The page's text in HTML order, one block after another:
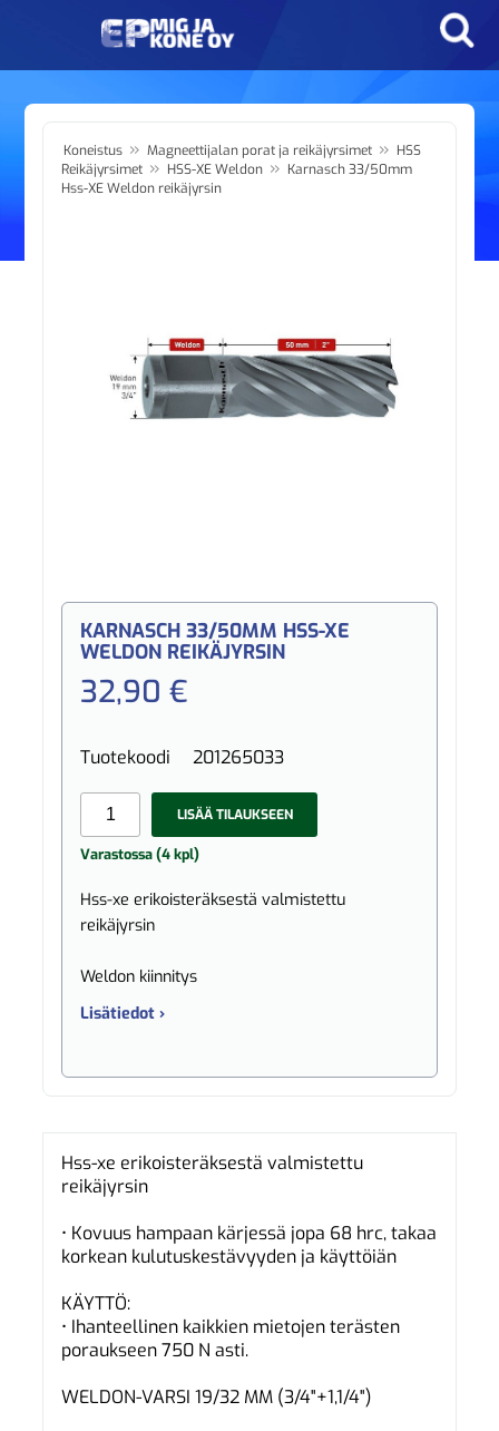
Koneistus » Magneettijalan porat ja reikäjyrsimet » HSS
Reikäjyrsimet » HSS-XE Weldon » Karnasch 33/50mm
Hss-XE Weldon reikäjyrsin
KARNASCH 33/50MM HSS-XE
WELDON REIKÄJYRSIN
32,90 €
Tuotekoodi 201265033
LISÄÄ TILAUKSEEN
Varastossa (4 kpl)
Hss-xe erikoisteräksestä valmistettu
reikäjyrsin
Weldon kiinnitys
Lisätiedot ›
Hss-xe erikoisteräksestä valmistettu
reikäjyrsin
• Kovuus hampaan kärjessä jopa 68 hrc, takaa
korkean kulutuskestävyyden ja käyttöiän
KÄYTTÖ:
• Ihanteellinen kaikkien mietojen terästen
poraukseen 750 N asti.
WELDON-VARSI 19/32 MM (3/4"+1,1/4")